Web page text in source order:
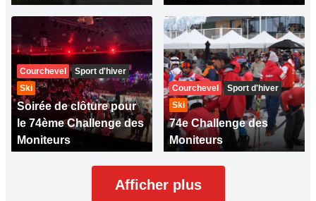
Courchevel
Sport d'hiver
Ski
Soirée de clôture pour
le 74ème Challenge des
Moniteurs
Courchevel
Sport d'hiver
Ski
74e Challenge des
Moniteurs
Afficher plus